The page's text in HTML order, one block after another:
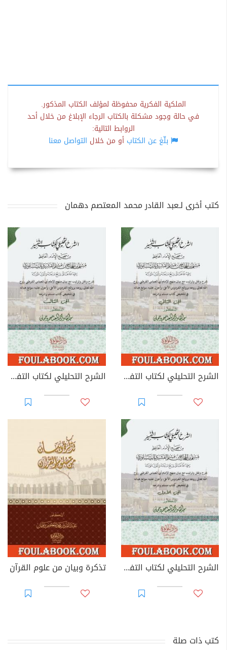
الملكية الفكرية محفوظة لمؤلف الكتاب المذكور.
في حالة وجود مشكلة بالكتاب الرجاء الإبلاغ من خلال أحد
الروابط التالية:
بلّغ عن الكتاب أو من خلال التواصل معنا
كتب أخرى لـعبد القادر محمد المعتصم دهمان
الشرح التحليلي لكتاب التفسير من صحيح مسلم بن الحجاج - الجزء الثاني الشرح التحليلي لكتاب التفسير من صحيح مسلم بن الحجاج - الجزء الثالث
الشرح التحليلي لكتاب التفسير من صحيح مسلم بن الحجاج - الجزء الأول تذكرة وبيان من علوم القرآن
كتب ذات صلة